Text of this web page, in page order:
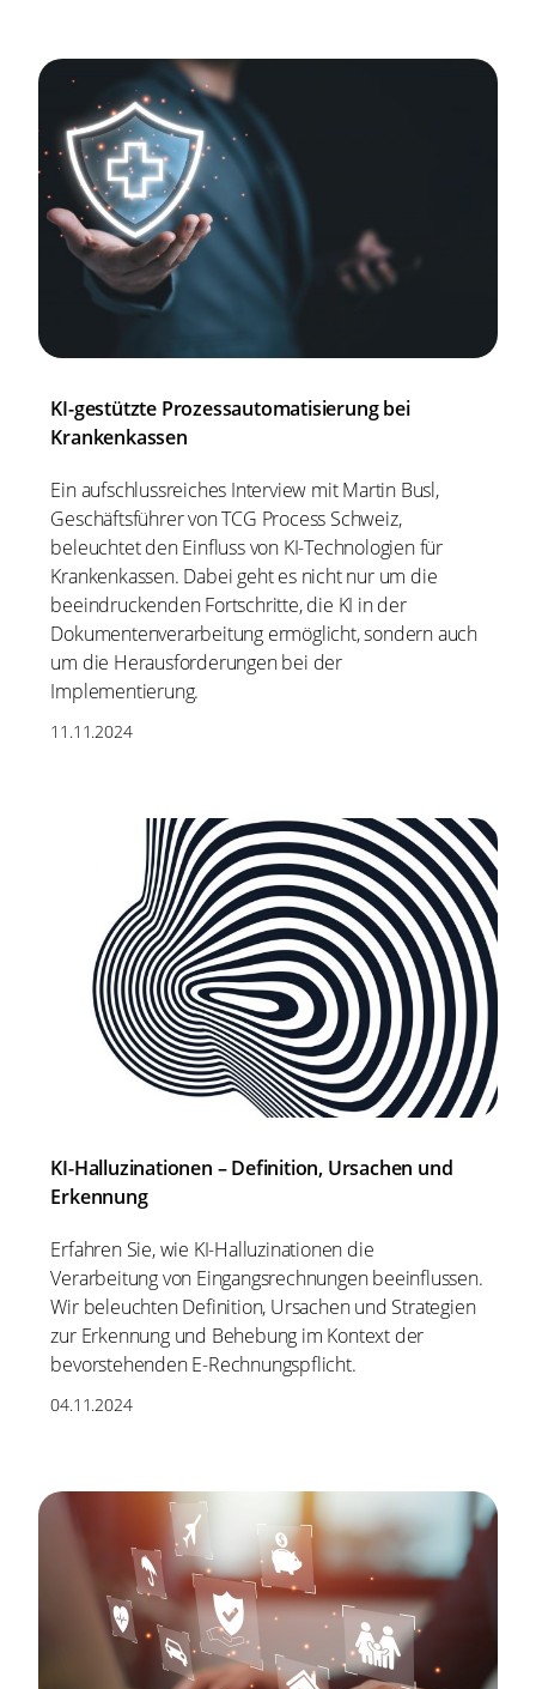
KI-gestützte Prozessautomatisierung bei
Krankenkassen
Ein aufschlussreiches Interview mit Martin Busl,
Geschäftsführer von TCG Process Schweiz,
beleuchtet den Einfluss von KI-Technologien für
Krankenkassen. Dabei geht es nicht nur um die
beeindruckenden Fortschritte, die KI in der
Dokumentenverarbeitung ermöglicht, sondern auch
um die Herausforderungen bei der
Implementierung.
11.11.2024
KI-Halluzinationen – Definition, Ursachen und
Erkennung
Erfahren Sie, wie KI-Halluzinationen die
Verarbeitung von Eingangsrechnungen beeinflussen.
Wir beleuchten Definition, Ursachen und Strategien
zur Erkennung und Behebung im Kontext der
bevorstehenden E-Rechnungspflicht.
04.11.2024